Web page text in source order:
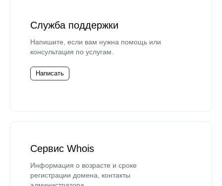
Служба поддержки
Напишите, если вам нужна помощь или
консультация по услугам.
Написать
Сервис Whois
Информация о возрасте и сроке
регистрации домена, контакты